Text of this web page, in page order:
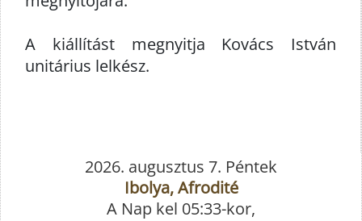
A kiállítást megnyitja Kovács István
unitárius lelkész.
2026. augusztus 7. Péntek
Ibolya, Afrodité
A Nap kel 05:33-kor,